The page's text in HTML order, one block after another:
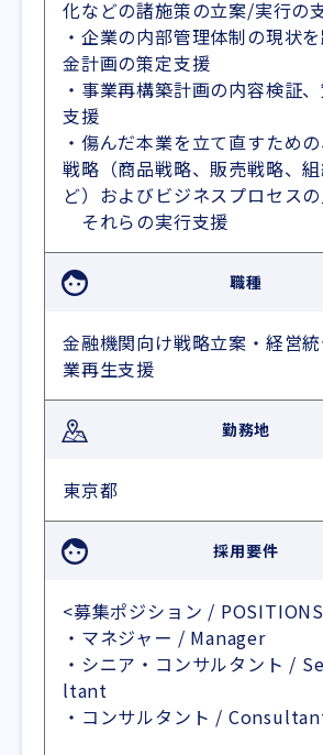
化などの諸施策の立案/実行の
・企業の内部管理体制の現状
金計画の策定支援
・事業再構築計画の内容検証
支援
・傷んだ本業を立て直すため
戦略（商品戦略、販売戦略、
ど）およびビジネスプロセスの
それらの実行支援
職種
金融機関向け戦略立案・経営
業再生支援
勤務地
東京都
採用要件
<募集ポジション /
・マネジャー / Manager
・シニア・コンサルタント /
ltant
・コンサルタント /